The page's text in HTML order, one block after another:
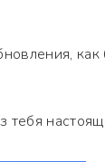
как